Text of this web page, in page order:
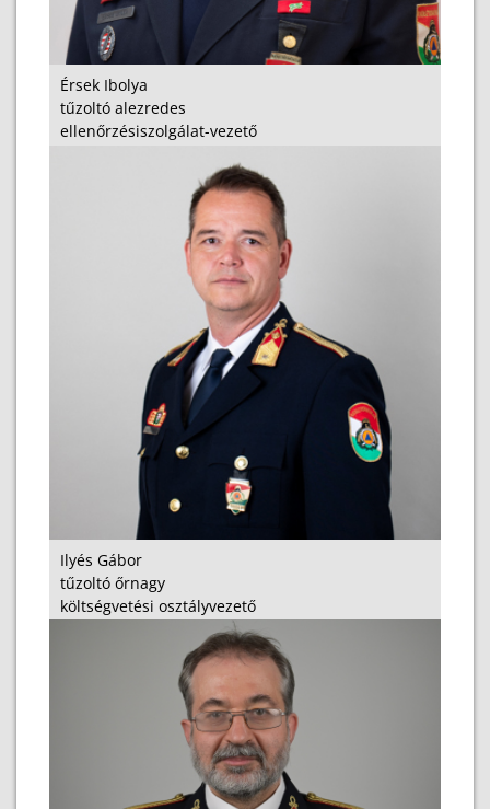
Érsek Ibolya
tűzoltó alezredes
ellenőrzésiszolgálat-vezető
Ilyés Gábor
tűzoltó őrnagy
költségvetési osztályvezető